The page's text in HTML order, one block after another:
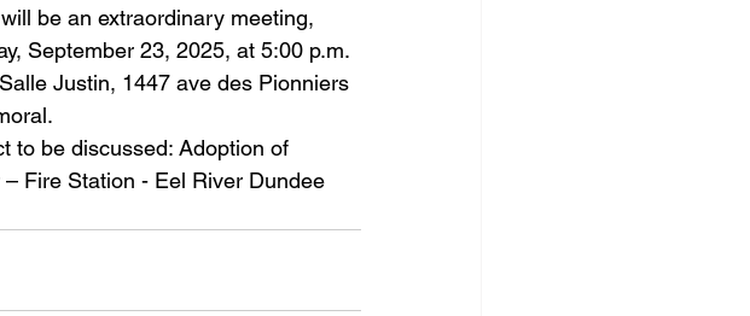
be an extraordinary meeting,
September 23, 2025, at 5:00 p.m.
Justin, 1447 ave des Pionniers
to be discussed: Adoption of
– Fire Station - Eel River Dundee